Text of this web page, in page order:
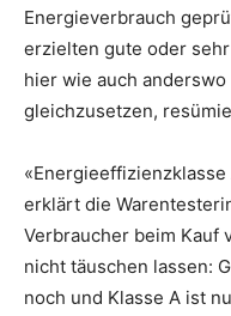
Energieverbrauch
erzielten gute oder
hier wie auch
gleichzusetzen,
erklärt die
Verbraucher beim Kauf
nicht täuschen lassen:
noch und Klasse A ist